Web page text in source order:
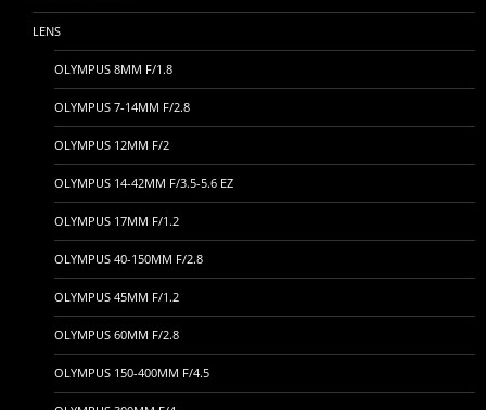
LENS
OLYMPUS 8MM F/1.8
OLYMPUS 7-14MM F/2.8
OLYMPUS 12MM F/2
OLYMPUS 14-42MM F/3.5-5.6 EZ
OLYMPUS 17MM F/1.2
OLYMPUS 40-150MM F/2.8
OLYMPUS 45MM F/1.2
OLYMPUS 60MM F/2.8
OLYMPUS 150-400MM F/4.5